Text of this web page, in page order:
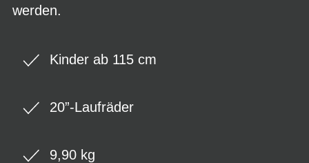
werden.
Kinder ab 115 cm
20”-Laufräder
9,90 kg